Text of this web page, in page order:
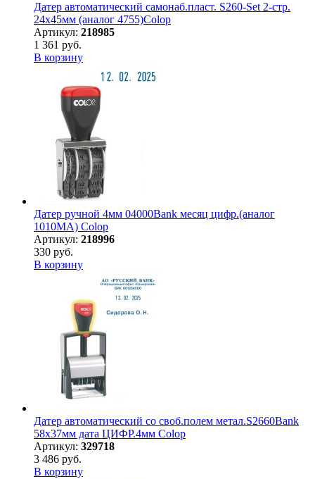
Датер автоматический самонаб.пласт. S260-Set 2-стр.
24х45мм (аналог 4755)Colop
Артикул: 218985
1 361 руб.
В корзину
Датер ручной 4мм 04000Bank месяц цифр.(аналог
1010МА) Colop
Артикул: 218996
330 руб.
В корзину
Датер автоматический со своб.полем метал.S2660Bank
58х37мм дата ЦИФР.4мм Colop
Артикул: 329718
3 486 руб.
В корзину